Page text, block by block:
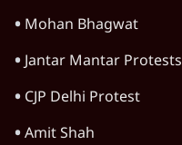
Mohan Bhagwat
Jantar Mantar Protests
CJP Delhi Protest
Amit Shah